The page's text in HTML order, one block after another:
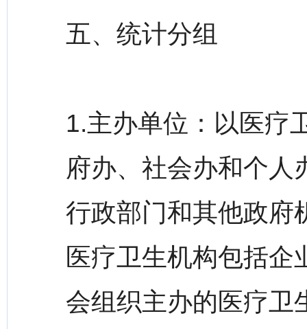
五、统计分组
1.主办单位：以医疗
府办、社会办和个人
行政部门和其他政府
医疗卫生机构包括
会组织主办的医疗卫